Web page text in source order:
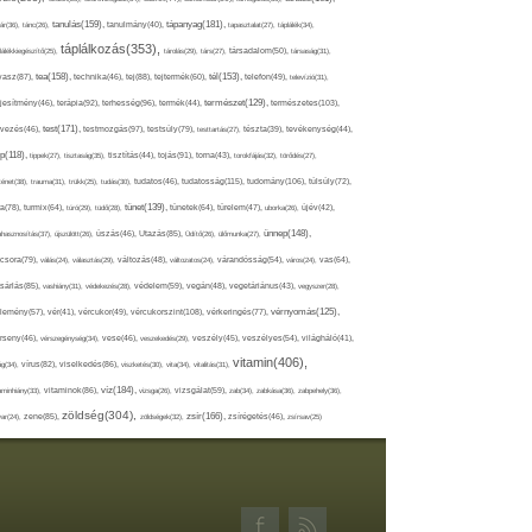
tánc(26), tanulás(159), tanulmány(40), tápanyag(181), tapasztalat(27), táplálék(34),
táplálkozás(353), tárolás(29), társ(27), társadalom(50), társaság(31),
tea(158), technika(46), tej(88), tejtermék(60), tél(153), telefon(49), televízió(31),
terápia(92), terhesség(96), termék(44), természet(129), természetes(103),
test(171), testmozgás(97), testsúly(79), testtartás(27), tészta(39), tevékenység(44),
tippek(27), tisztaság(35), tisztítás(44), tojás(91), torna(43), torokfájás(32), törődés(27),
trauma(31), trükk(25), tudás(30), tudatos(46), tudatosság(115), tudomány(106), túlsúly(72),
turmix(64), túró(29), tüdő(28), tünet(139), tünetek(64), türelem(47), uborka(26), újév(42),
újszülött(26), úszás(46), Utazás(85), Üdítő(26), ülőmunka(27), ünnep(148),
válás(24), választás(29), változás(48), változatos(24), várandósság(54), város(24), vas(64),
vashiány(31), védekezés(28), védelem(59), vegán(48), vegetáriánus(43), vegyszer(28),
vér(41), vércukor(49), vércukorszint(108), vérkeringés(77), vérnyomás(125),
vérszegénység(34), vese(46), veszekedés(29), veszély(45), veszélyes(54), világháló(41),
vírus(82), viselkedés(86), viszketés(30), vita(34), vitalitás(31), vitamin(406),
vitaminok(86), víz(184), vizsga(26), vizsgálat(59), zab(34), zabkása(36), zabpehely(36),
zene(85), zöldség(304), zöldségek(32), zsír(166), zsírégetés(46), zsírsav(25)